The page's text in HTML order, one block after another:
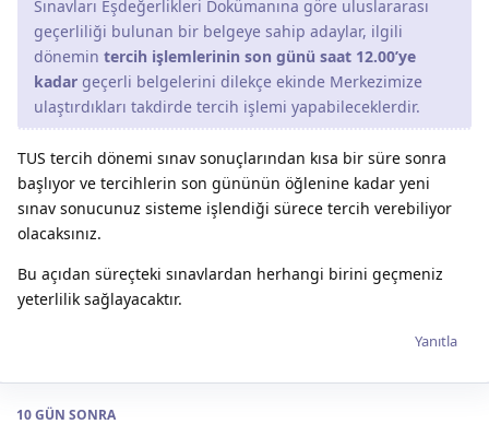
Sınavları Eşdeğerlikleri Dokümanına göre uluslararası
geçerliliği bulunan bir belgeye sahip adaylar, ilgili
dönemin tercih işlemlerinin son günü saat 12.00’ye
kadar geçerli belgelerini dilekçe ekinde Merkezimize
ulaştırdıkları takdirde tercih işlemi yapabileceklerdir.
TUS tercih dönemi sınav sonuçlarından kısa bir süre sonra
başlıyor ve tercihlerin son gününün öğlenine kadar yeni
sınav sonucunuz sisteme işlendiği sürece tercih verebiliyor
olacaksınız.
Bu açıdan süreçteki sınavlardan herhangi birini geçmeniz
yeterlilik sağlayacaktır.
Yanıtla
10 GÜN SONRA